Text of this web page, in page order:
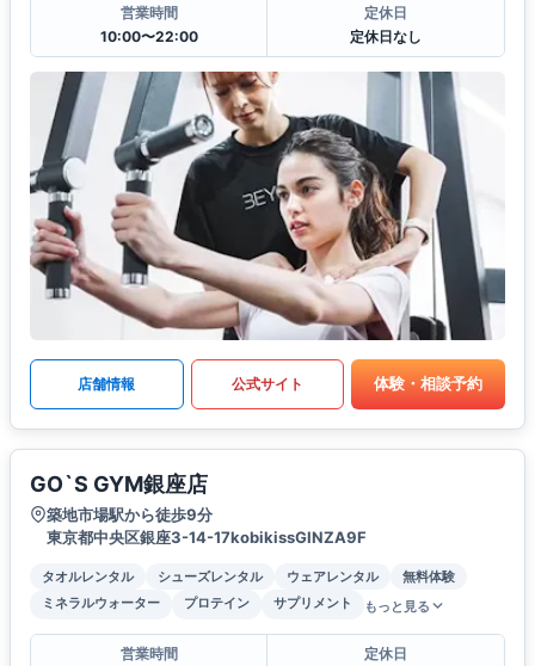
営業時間
10:00〜22:00
定休日
定休日なし
店舗情報 公式サイト 体験・相談予約
GO`S GYM銀座店
築地市場駅から徒歩9分
東京都中央区銀座3-14-17kobikissGINZA9F
タオルレンタル シューズレンタル ウェアレンタル
無料体験
ミネラルウォーター
プロテイン サプリメント もっと見る
営業時間
定休日